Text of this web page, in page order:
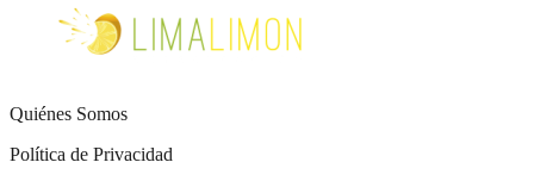
Quiénes Somos
Política de Privacidad